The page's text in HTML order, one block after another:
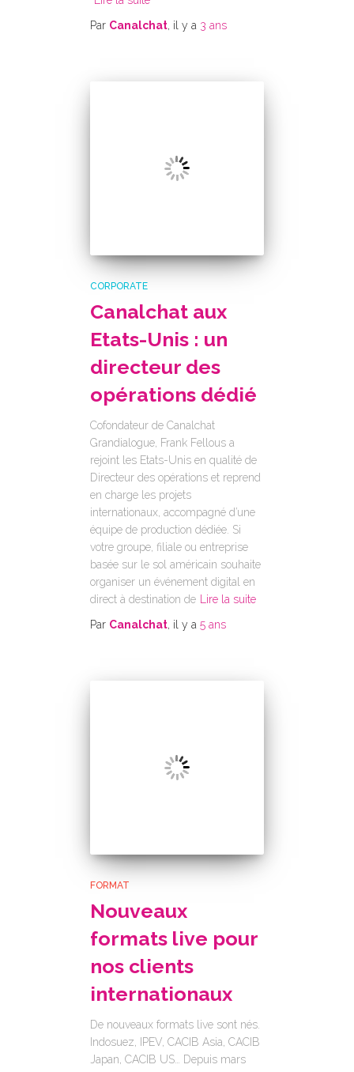
Par Canalchat, il y a 3 ans
CORPORATE
Canalchat aux
Etats-Unis : un
directeur des
opérations dédié
Cofondateur de Canalchat
Grandialogue, Frank Fellous a
rejoint les Etats-Unis en qualité de
Directeur des opérations et reprend
en charge les projets
internationaux, accompagné d’une
équipe de production dédiée. Si
votre groupe, filiale ou entreprise
basée sur le sol américain souhaite
organiser un événement digital en
direct à destination de
Lire la suite
Par Canalchat, il y a 5 ans
FORMAT
Nouveaux
formats live pour
nos clients
internationaux
De nouveaux formats live sont nés.
Indosuez, IPEV, CACIB Asia, CACIB
Japan, CACIB US… Depuis mars